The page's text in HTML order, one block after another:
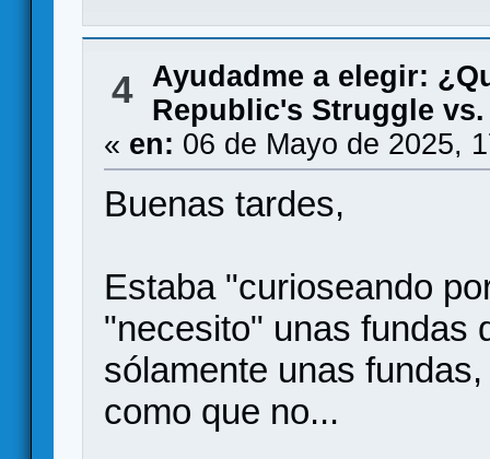
4 Ayudadme a elegir:
Republic's Struggle
« en: 06 de Mayo de 2025,
Buenas tardes,
Estaba "curioseando
"necesito" unas fundas
sólamente unas
como que no...